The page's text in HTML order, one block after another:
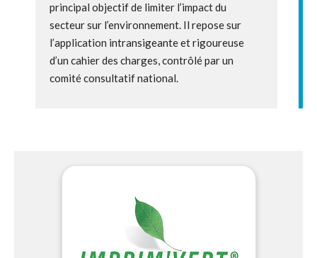
principal objectif de limiter l’impact du
secteur sur l’environnement. Il repose sur
l’application intransigeante et rigoureuse
d’un cahier des charges, contrôlé par un
comité consultatif national.